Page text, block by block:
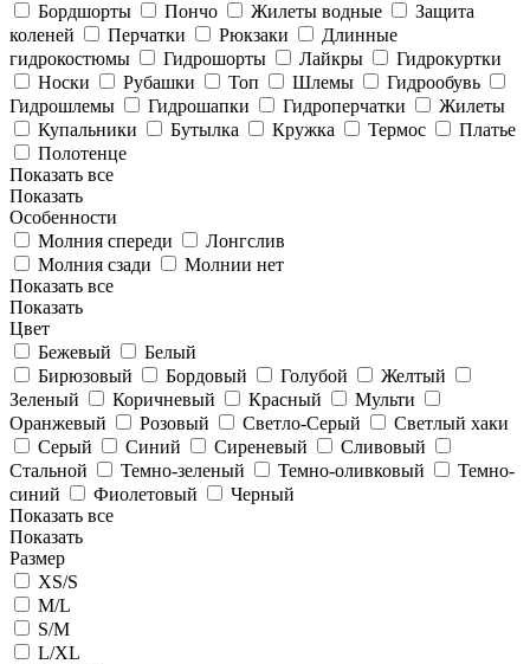
Бордшорты Пончо Жилеты водные
Защита
коленей
Перчатки Рюкзаки
Длинные
гидрокостюмы
Гидрошорты Лайкры
Гидрокуртки
Носки
Рубашки Топ Шлемы
Гидрообувь
Гидрошлемы
Гидрошапки Гидроперчатки
Жилеты
Купальники
Бутылка Кружка Термос
Платье
Полотенце
Показать все
Показать
Особенности
Молния спереди
Лонгслив
Молния сзади
Молнии нет
Показать все
Показать
Цвет
Бежевый
Белый
Бирюзовый
Бордовый Голубой
Желтый
Зеленый
Коричневый Красный
Мульти
Оранжевый
Розовый Светло-Серый
Светлый хаки
Серый
Синий Сиреневый
Сливовый
Стальной
Темно-зеленый Темно-оливковый
Темно-
синий
Фиолетовый
Черный
Показать все
Показать
Размер
XS/S
M/L
S/M
L/XL